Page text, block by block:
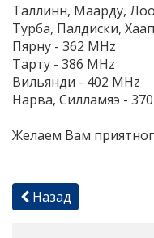
Таллинн, Маарду,
Турба, Палдиски,
Пярну - 362 MHz
Тарту - 386 MHz
Вильянди - 402 MHz
Нарва, Силламяэ -
Желаем Вам
Назад